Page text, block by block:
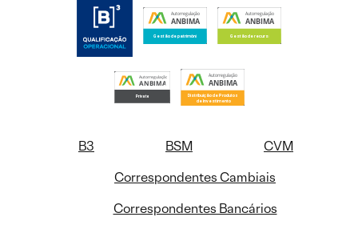
B3 BSM
CVM
Correspondentes Cambiais
Correspondentes Bancários